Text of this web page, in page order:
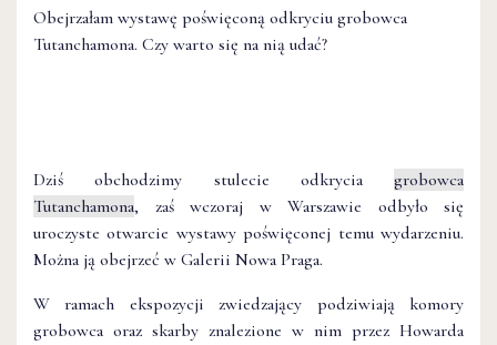
Obejrzałam wystawę poświęconą odkryciu grobowca
Tutanchamona. Czy warto się na nią udać?
Dziś obchodzimy stulecie odkrycia grobowca
Tutanchamona, zaś wczoraj w Warszawie odbyło się
uroczyste otwarcie wystawy poświęconej temu wydarzeniu.
Można ją obejrzeć w Galerii Nowa Praga.
W ramach ekspozycji zwiedzający podziwiają komory
grobowca oraz skarby znalezione w nim przez Howarda